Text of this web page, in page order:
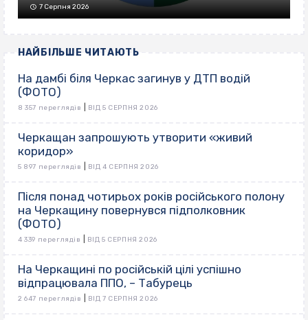
7 Серпня 2026
НАЙБІЛЬШЕ ЧИТАЮТЬ
На дамбі біля Черкас загинув у ДТП водій
(ФОТО)
8 357 переглядів ВІД 5 СЕРПНЯ 2026
Черкащан запрошують утворити «живий
коридор»
5 897 переглядів ВІД 4 СЕРПНЯ 2026
Після понад чотирьох років російського полону
на Черкащину повернувся підполковник
(ФОТО)
4 339 переглядів ВІД 5 СЕРПНЯ 2026
На Черкащині по російській цілі успішно
відпрацювала ППО, – Табурець
2 647 переглядів ВІД 7 СЕРПНЯ 2026